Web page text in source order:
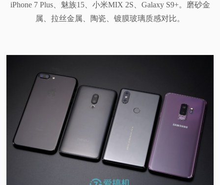
iPhone 7 Plus、魅族15、小米MIX 2S、Galaxy S9+。磨砂金
属、拉丝金属、陶瓷、镀膜玻璃质感对比。